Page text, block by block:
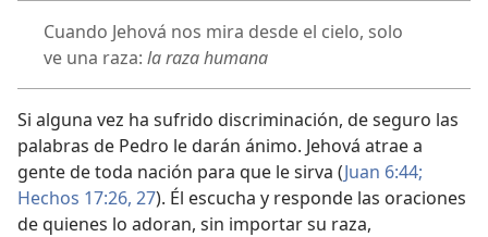
Cuando Jehová nos mira desde el cielo, solo
ve una raza: la raza humana
Si alguna vez ha sufrido discriminación, de seguro las
palabras de Pedro le darán ánimo. Jehová atrae a
gente de toda nación para que le sirva (Juan 6:44;
Hechos 17:26, 27). Él escucha y responde las oraciones
de quienes lo adoran, sin importar su raza,